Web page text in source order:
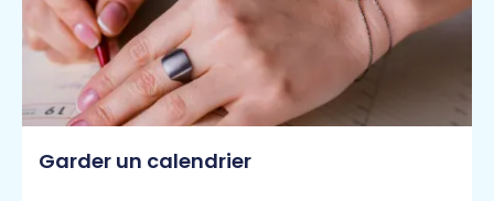
Garder un calendrier